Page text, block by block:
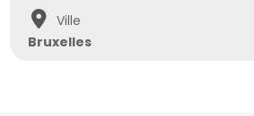
Ville
Bruxelles